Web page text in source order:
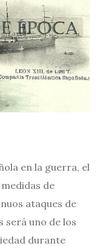
en la guerra, el
de
ataques de
será uno de los
durante